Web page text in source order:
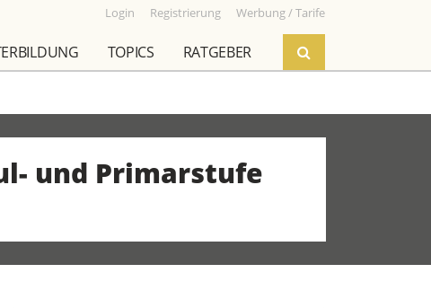
Login Registrierung Werbung / Tarife
TOPICS RATGEBER
und Primarstufe